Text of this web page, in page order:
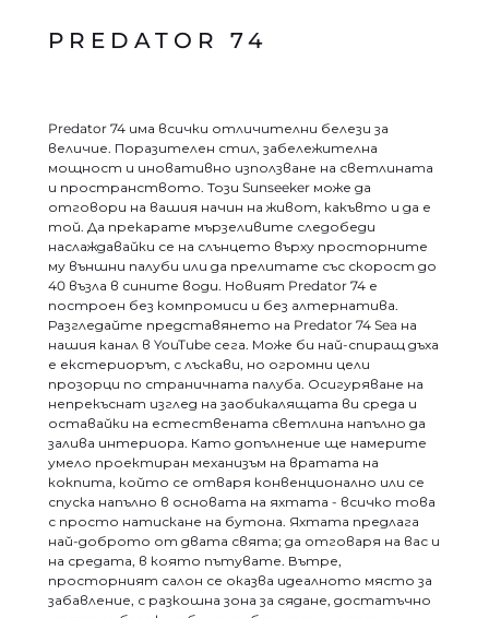
PREDATOR 74
Predator 74 има всички отличителни белези за
величие. Поразителен стил, забележителна
мощност и иновативно използване на светлината
и пространството. Този Sunseeker може да
отговори на вашия начин на живот, какъвто и да е
той. Да прекарате мързеливите следобеди
наслаждавайки се на слънцето върху просторните
му външни палуби или да прелитате със скорост до
40 възла в сините води. Новият Predator 74 е
построен без компромиси и без алтернатива.
Разгледайте представянето на Predator 74 Sea на
нашия канал в YouTube сега. Може би най-спиращ дъха
е екстериорът, с лъскави, но огромни цели
прозорци по страничната палуба. Осигуряване на
непрекъснат изглед на заобикалящата ви среда и
оставайки на естествената светлина напълно да
залива интериора. Като допълнение ще намерите
умело проектиран механизъм на вратата на
кокпита, който се отваря конвенционално или се
спуска напълно в основата на яхтата - всичко това
с просто натискане на бутона. Яхтата предлага
най-доброто от двата свята; да отговаря на вас и
на средата, в която пътувате. Вътре,
просторният салон се оказва идеалното място за
забавление, с разкошна зона за сядане, достатъчно